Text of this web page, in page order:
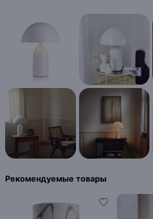
Рекомендуемые товары